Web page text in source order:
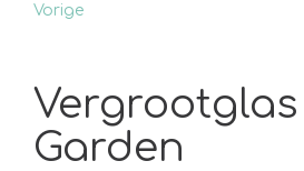
Vorige
Garden